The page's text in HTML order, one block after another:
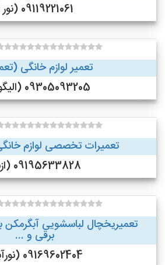
09119221061 (نور )
تعمیر لوازم خانگی
09305093205 (الیگودرز )
تعمیرات تخصصی لوازم خانگی
09195633828 (ازنا )
تعمیریخچال لباسشویی آبگرمکن
برقی و ...
09169602404 (نورآباد)